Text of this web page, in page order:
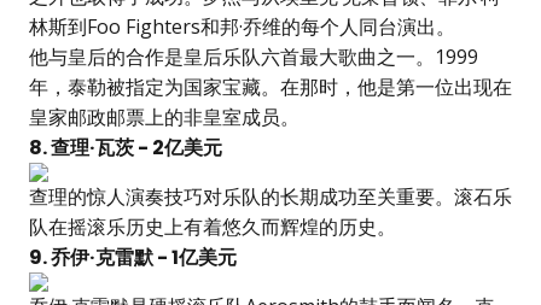
林斯到Foo Fighters和邦·乔维的每个人同台演出。
他与皇后的合作是皇后乐队六首最大歌曲之一。1999
年，泰勒被指定为国家宝藏。在那时，他是第一位出现在
皇家邮政邮票上的非皇室成员。
8. 查理·瓦茨 - 2亿美元
查理的惊人演奏技巧对乐队的长期成功至关重要。滚石乐
队在摇滚乐历史上有着悠久而辉煌的历史。
9. 乔伊·克雷默 - 1亿美元